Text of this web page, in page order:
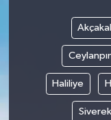
Haliliye
Siverek